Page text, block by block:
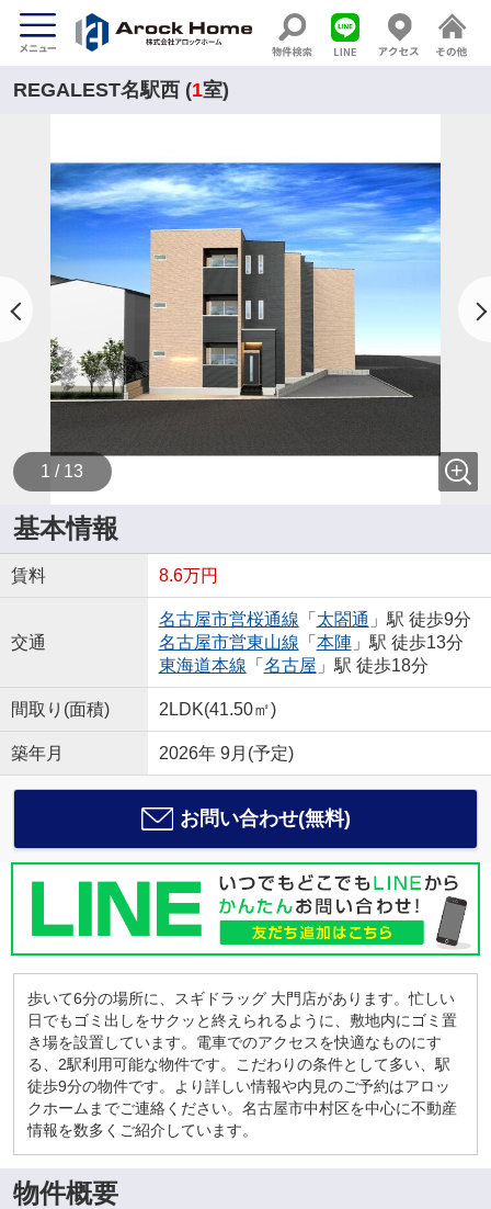
REGALEST名駅西 (1室)
1 / 13
基本情報
賃料 8.6万円
交通
名古屋市営桜通線 「 太閤通 」駅 徒歩9分
名古屋市営東山線 「 本陣」駅 徒歩13分
東海道本線 「 名古屋 」駅 徒歩18分
間取り(面積) 2LDK(41.50㎡)
築年月 2026年 9月(予定)
お問い合わせ(無料)
歩いて6分の場所に、スギドラッグ 大門店があります。忙しい
日でもゴミ出しをサクッと終えられるように、敷地内にゴミ置
き場を設置しています。電車でのアクセスを快適なものにす
る、2駅利用可能な物件です。こだわりの条件として多い、駅
徒歩9分の物件です。より詳しい情報や内見のご予約はアロッ
クホームまでご連絡ください。名古屋市中村区を中心に不動産
情報を数多くご紹介しています。
物件概要